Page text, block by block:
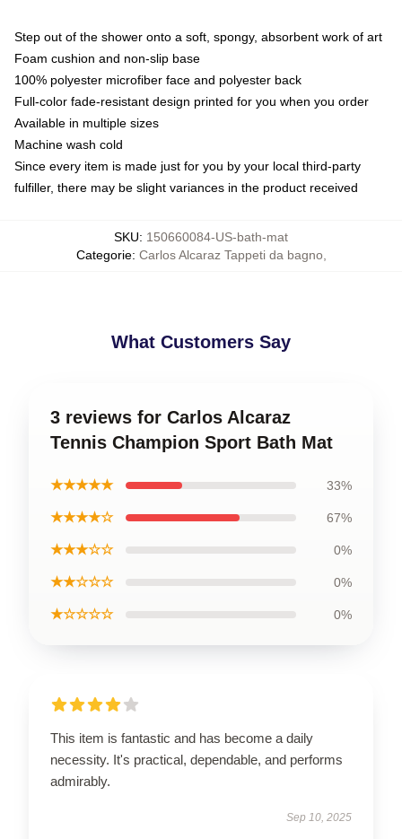
Step out of the shower onto a soft, spongy, absorbent work of art
Foam cushion and non-slip base
100% polyester microfiber face and polyester back
Full-color fade-resistant design printed for you when you order
Available in multiple sizes
Machine wash cold
Since every item is made just for you by your local third-party
fulfiller, there may be slight variances in the product received
SKU: 150660084-US-bath-mat
Categorie: Carlos Alcaraz Tappeti da bagno,
What Customers Say
3 reviews for Carlos Alcaraz
Tennis Champion Sport Bath Mat
★★★★★ 33%
★★★★☆ 67%
★★★☆☆ 0%
★★☆☆☆ 0%
★☆☆☆☆ 0%
This item is fantastic and has become a daily
necessity. It's practical, dependable, and performs
admirably.
Sep 10, 2025